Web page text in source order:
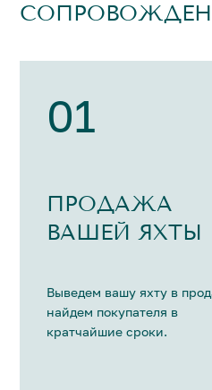
01
ПРОДАЖА
ВАШЕЙ ЯХТЫ
Выведем вашу яхту в
найдем покупателя в
кратчайшие сроки.